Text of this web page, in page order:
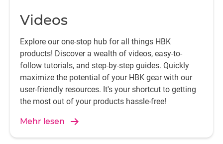
Videos
Explore our one-stop hub for all things HBK
products! Discover a wealth of videos, easy-to-
follow tutorials, and step-by-step guides. Quickly
maximize the potential of your HBK gear with our
user-friendly resources. It's your shortcut to getting
the most out of your products hassle-free!
Mehr lesen